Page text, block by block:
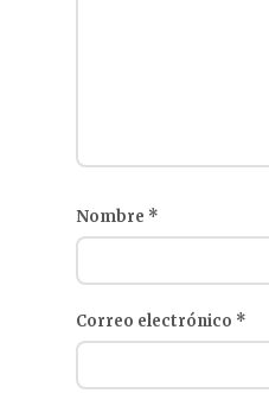
Nombre *
Correo electrónico *